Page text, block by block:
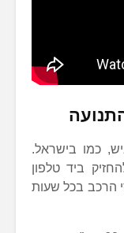
כמו בישראל.
ביד טלפון
הרכב בכל שעות